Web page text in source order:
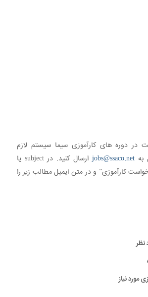
در دوره های کارآموزی سیما سیستم لازم
jobs@ssaco.net
ارسال کنید. در subject یا
کارآموزی” و در متن ایمیل مطالب زیر را
نظر
مورد نیاز